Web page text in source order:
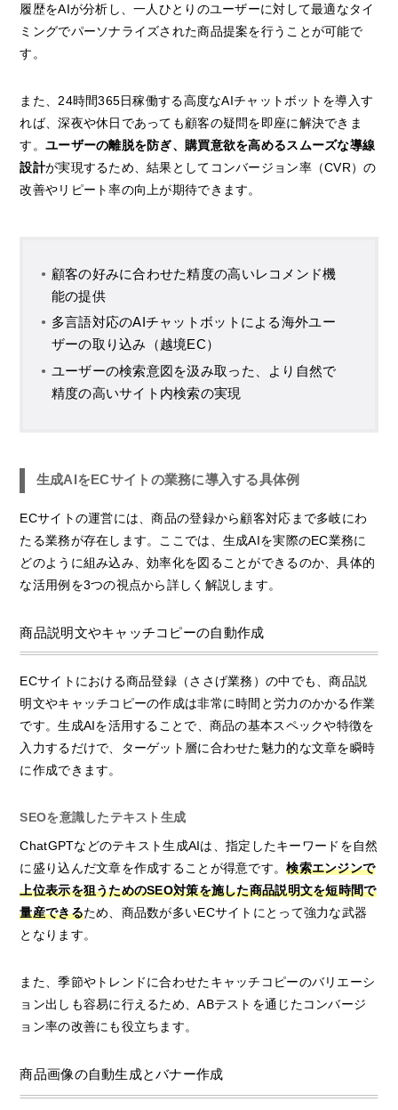
履歴をAIが分析し、一人ひとりのユーザーに対して最適なタイ
ミングでパーソナライズされた商品提案を行うことが可能で
す。
また、24時間365日稼働する高度なAIチャットボットを導入す
れば、深夜や休日であっても顧客の疑問を即座に解決できま
す。 ユーザーの離脱を防ぎ、購買意欲を高めるスムーズな導線
設計が実現するため、結果としてコンバージョン率（CVR）の
改善やリピート率の向上が期待できます。
顧客の好みに合わせた精度の高いレコメンド機
能の提供
多言語対応のAIチャットボットによる海外ユー
ザーの取り込み（越境EC）
ユーザーの検索意図を汲み取った、より自然で
精度の高いサイト内検索の実現
生成AIをECサイトの業務に導入する具体例
ECサイトの運営には、商品の登録から顧客対応まで多岐にわ
たる業務が存在します。ここでは、生成AIを実際のEC業務に
どのように組み込み、効率化を図ることができるのか、具体的
な活用例を3つの視点から詳しく解説します。
商品説明文やキャッチコピーの自動作成
ECサイトにおける商品登録（ささげ業務）の中でも、商品説
明文やキャッチコピーの作成は非常に時間と労力のかかる作業
です。生成AIを活用することで、商品の基本スペックや特徴を
入力するだけで、ターゲット層に合わせた魅力的な文章を瞬時
に作成できます。
SEOを意識したテキスト生成
ChatGPTなどのテキスト生成AIは、指定したキーワードを自然
に盛り込んだ文章を作成することが得意です。検索エンジンで
上位表示を狙うためのSEO対策を施した商品説明文を短時間で
量産できるため、商品数が多いECサイトにとって強力な武器
となります。
また、季節やトレンドに合わせたキャッチコピーのバリエーシ
ョン出しも容易に行えるため、ABテストを通じたコンバージ
ョン率の改善にも役立ちます。
商品画像の自動生成とバナー作成